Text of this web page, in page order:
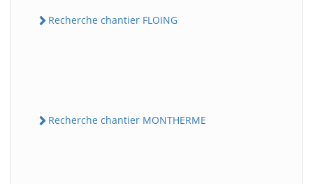
Recherche chantier FLOING
Recherche chantier MONTHERME